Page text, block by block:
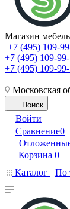
Магазин
+7 (495) 109-
+7 (495) 109-99-
+7 (495) 109-
Московская
Поиск
Войти
Сравнение0
Корзина 0
Каталог
По